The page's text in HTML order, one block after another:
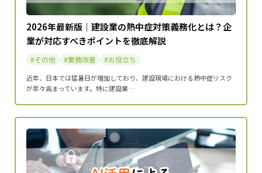
2026年最新版｜建設業の熱中症対策義務化とは？企
業が対応すべきポイントを徹底解説
その他 業務改善 お役立ち
近年、日本では猛暑日が増加しており、建設現場における熱中症リスク
が年々高まっています。特に建設業…